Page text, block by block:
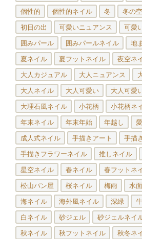
個性的 個性的ネイル 冬 冬の空
初日の出 可愛いニュアンス 可愛
囲みパール 囲みパールネイル 地
夏ネイル 夏フットネイル 夜空ネ
大人カジュアル 大人ニュアンス
大人ネイル 大人可愛い 大人可愛
大理石風ネイル 小花柄 小花柄ネ
年末ネイル 年末年始 年越し
成人式ネイル 手描きアート 手描
手描きフラワーネイル 推しネイル
星空ネイル 春ネイル 春フットネ
松山パン屋 桜ネイル 梅雨 水
海ネイル 海外風ネイル 深緑
白ネイル 砂ジェル 砂ジェルネイ
秋ネイル 秋フットネイル 秋冬ネ